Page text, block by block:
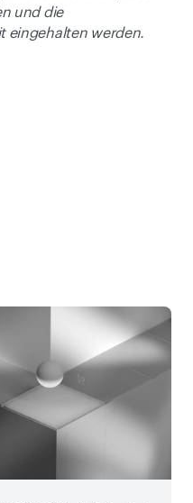
und die
eingehalten werden.